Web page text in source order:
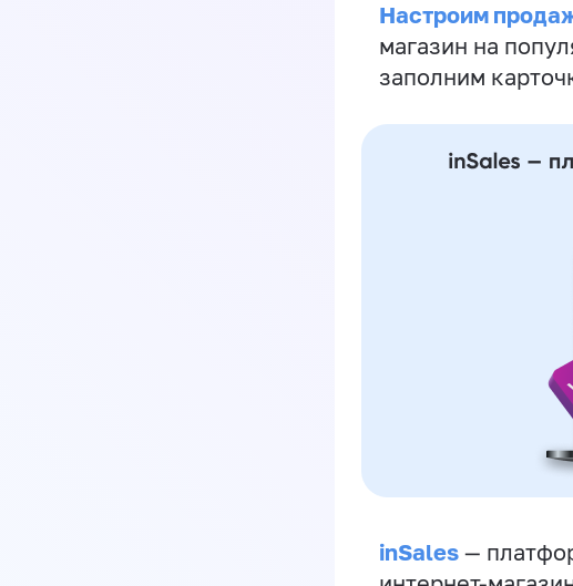
Настроим
магазин на
заполним
inSales —